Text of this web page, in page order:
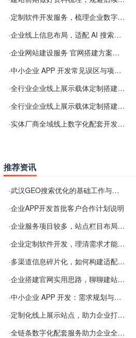
·定制软件开发服务，梳理企业数字化落地常见难点
·企业线上信息布局，适配 AI 搜索需要留意这些要点
·企业网站建设服务 官网搭建方案经验分享
·中小企业 APP 开发常见误区与项目规划实用经验
·全行业企业线上展示载体定制搭建服务
·全行业企业线上展示载体定制搭建服务
·实体厂商全域线上数字化配套开发与地域检索优化服务
推荐资讯
·武汉GEO搜索优化的基础工作与实施思路
·企业APP开发首批客户合作计划说明
·企业服务项目较多，站点栏目布局规划参考思路
·企业定制软件开发，理清需求才能提升数字化落地效率
·多渠道信息碎片化，如何构建适配 AI 检索的品牌信息源
·企业搭建官网实用思路，聊聊建站容易忽视的问题
·中小企业 APP 开发：需求规划与项目落地避坑经验分享
·定制化线上展示站点，助力企业打通线上经营渠道
·全链条数字化配套服务助力企业全域线上经营